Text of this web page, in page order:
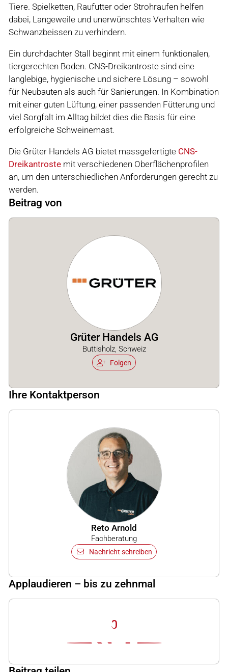
Tiere. Spielketten, Raufutter oder Strohraufen helfen
dabei, Langeweile und unerwünschtes Verhalten wie
Schwanzbeissen zu verhindern.
Ein durchdachter Stall beginnt mit einem funktionalen,
tiergerechten Boden. CNS-Dreikantroste sind eine
langlebige, hygienische und sichere Lösung – sowohl
für Neubauten als auch für Sanierungen. In Kombination
mit einer guten Lüftung, einer passenden Fütterung und
viel Sorgfalt im Alltag bildet dies die Basis für eine
erfolgreiche Schweinemast.
Die Grüter Handels AG bietet massgefertigte CNS-
Dreikantroste mit verschiedenen Oberflächenprofilen
an, um den unterschiedlichen Anforderungen gerecht zu
werden.
Beitrag von
Grüter Handels AG
Buttisholz, Schweiz
Folgen
Ihre Kontaktperson
Reto Arnold
Fachberatung
Nachricht schreiben
Applaudieren – bis zu zehnmal
0